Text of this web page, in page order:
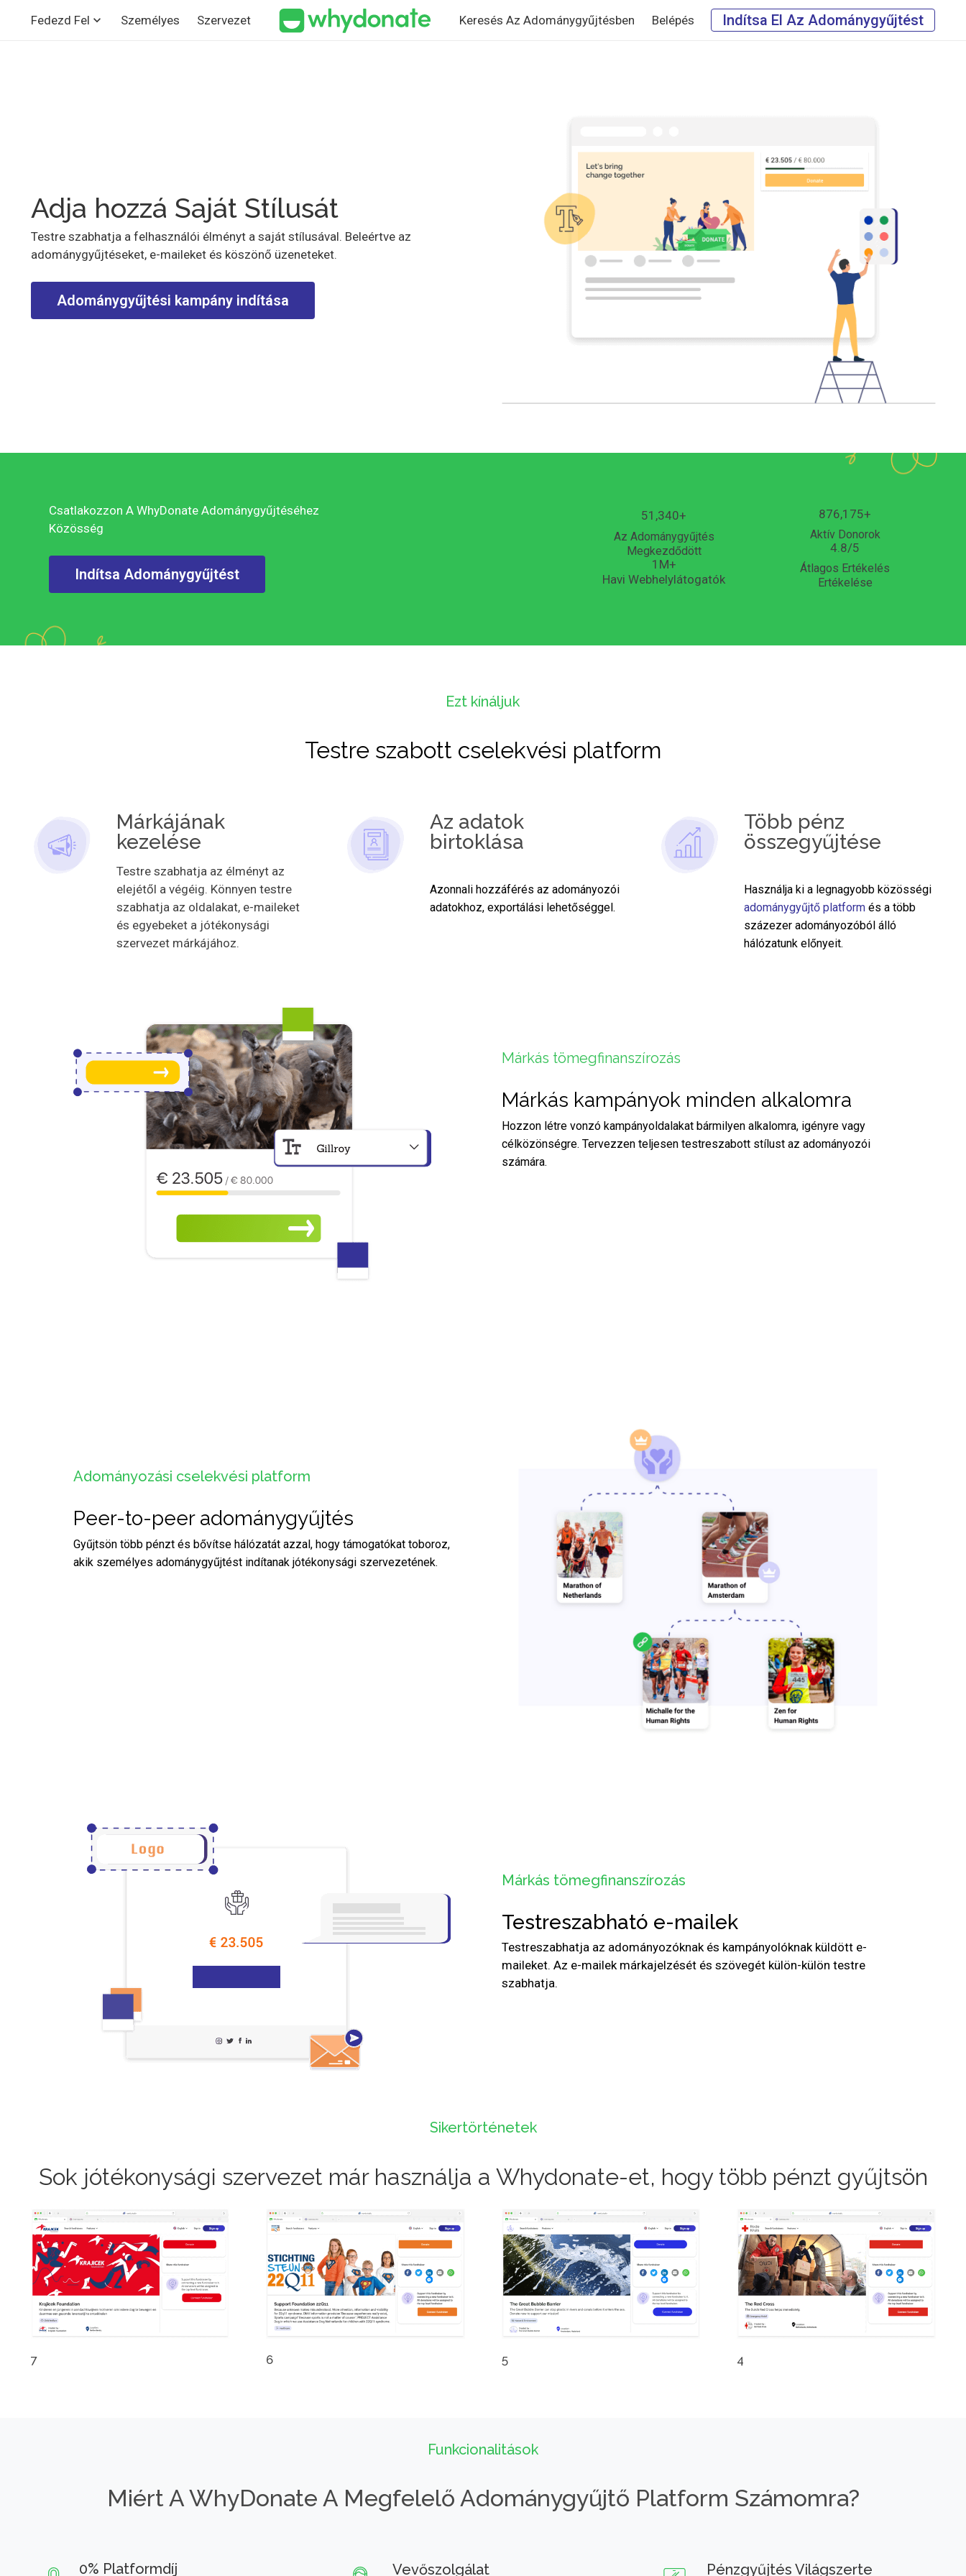
Fedezd Fel Személyes Szervezet Keresés Az Adománygyűjtésben Belépés Indítsa El Az Adománygyűjtést
Adja hozzá Saját Stílusát
Testre szabhatja a felhasználói élményt a saját stílusával. Beleértve az
adománygyűjtéseket, e-maileket és köszönő üzeneteket.
Adománygyűjtési kampány indítása
Csatlakozzon A WhyDonate Adománygyűjtéséhez
Közösség
Indítsa Adománygyűjtést
51,340+
Az Adománygyűjtés
Megkezdődött
1 M+
Havi Webhelylátogatók
876,175+
Aktív Donorok
4.8/5
Átlagos Ertékelés
Ertékelése
Ezt kínáljuk
Testre szabott cselekvési platform
Márkájának
kezelése
Testre szabhatja az élményt az
elejétől a végéig. Könnyen testre
szabhatja az oldalakat, e-maileket
és egyebeket a jótékonysági
szervezet márkájához.
Az adatok
birtoklása
Azonnali hozzáférés az adományozói
adatokhoz, exportálási lehetőséggel.
Több pénz
összegyűjtése
Használja ki a legnagyobb közösségi
adománygyűjtő platformés a több
százezer adományozóból álló
hálózatunk előnyeit.
Márkás tömegfinanszírozás
Márkás kampányok minden alkalomra
Hozzon létre vonzó kampányoldalakat bármilyen alkalomra, igényre vagy
célközönségre. Tervezzen teljesen testreszabott stílust az adományozói
számára.
Adományozási cselekvési platform
Peer-to-peer adománygyűjtés
Gyűjtsön több pénzt és bővítse hálózatát azzal, hogy támogatókat toboroz,
akik személyes adománygyűjtést indítanak jótékonysági szervezetének.
Márkás tömegfinanszírozás
Testreszabható e-mailek
Testreszabhatja az adományozóknak és kampányolóknak küldött e-
maileket. Az e-mailek márkajelzését és szövegét külön-külön testre
szabhatja.
Sikertörténetek
Sok jótékonysági szervezet már használja a Whydonate-et, hogy több pénzt gyűjtsön
7 6 5 4
Funkcionalitások
Miért A WhyDonate A Megfelelő Adománygyűjtő Platform Számomra?
0% Platformdíj Vevőszolgálat Pénzgyűjtés Világszerte